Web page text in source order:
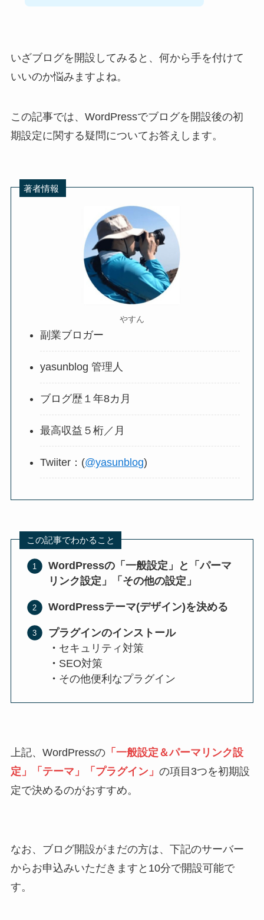
いざブログを開設してみると、何から手を付けて
いいのか悩みますよね。
この記事では、WordPressでブログを開設後の初
期設定に関する疑問についてお答えします。
著者情報
やすん
副業ブロガー
yasunblog 管理人
ブログ歴１年8カ月
最高収益５桁／月
Twiiter：(@yasunblog)
この記事でわかること
WordPressの「一般設定」と「パーマ
リンク設定」「その他の設定」
WordPressテーマ(デザイン)を決める
プラグインのインストール
・ セキュリティ対策
・ SEO対策
・ その他便利なプラグイン
上記、WordPressの「一般設定＆パーマリンク設
定」「テーマ」「プラグイン」 の項目3つを初期設
定で決めるのがおすすめ。
なお、ブログ開設がまだの方は、下記のサーバー
からお申込みいただきますと10分で開設可能で
す。